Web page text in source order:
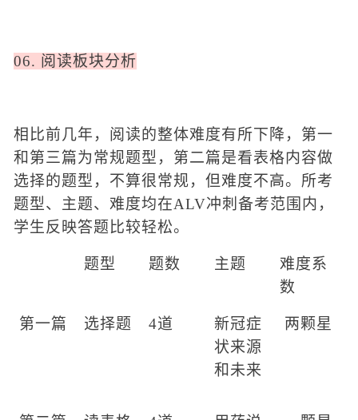
06. 阅读板块分析
相比前几年，阅读的整体难度有所下降，第一
和第三篇为常规题型，第二篇是看表格内容做
选择的题型，不算很常规，但难度不高。 所考
题型、主题、难度均在ALV冲刺备考范围内 ，
学生反映答题比较轻松。
题型 题数 主题
难度系
数
第一篇 选择题 4道
新冠症
状来源
和未来
两颗星